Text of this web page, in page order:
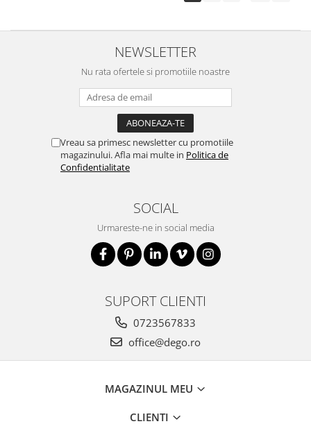
NEWSLETTER
Nu rata ofertele si promotiile noastre
Vreau sa primesc newsletter cu promotiile
magazinului. Afla mai multe in Politica de
Confidentialitate
SOCIAL
Urmareste-ne in social media
SUPORT CLIENTI
0723567833
office@dego.ro
MAGAZINUL MEU
CLIENTI